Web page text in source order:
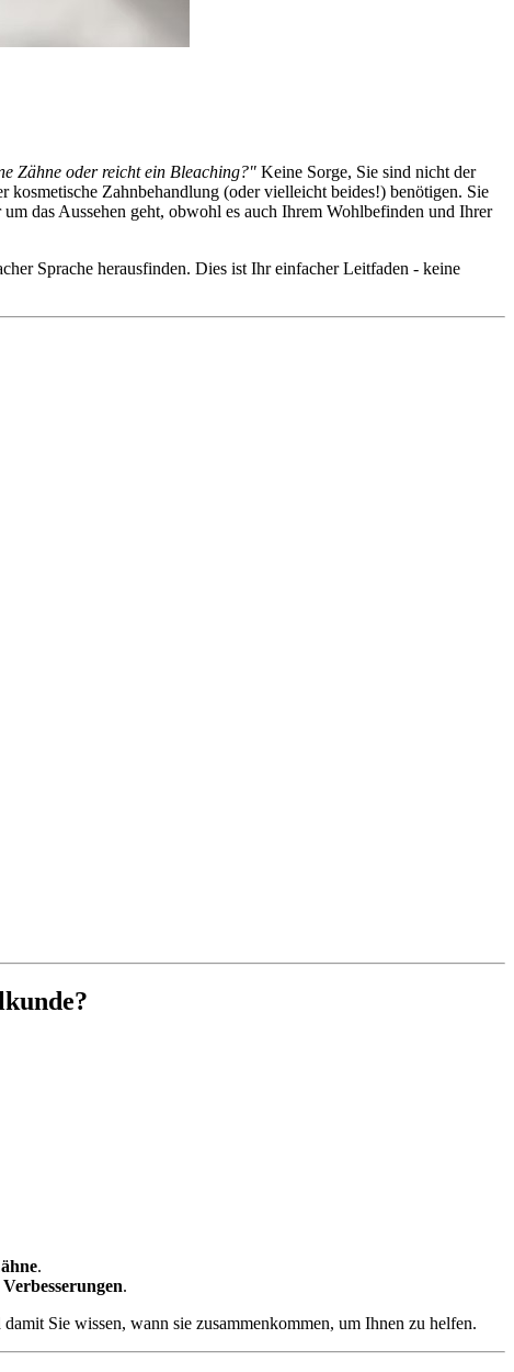
Zähne oder reicht ein Bleaching?" Keine Sorge, Sie sind nicht der
Zahnbehandlung (oder vielleicht beides!) benötigen. Sie
das Aussehen geht, obwohl es auch Ihrem Wohlbefinden und Ihrer
Sprache herausfinden. Dies ist Ihr einfacher Leitfaden - keine
.
.
Sie wissen, wann sie zusammenkommen, um Ihnen zu helfen.